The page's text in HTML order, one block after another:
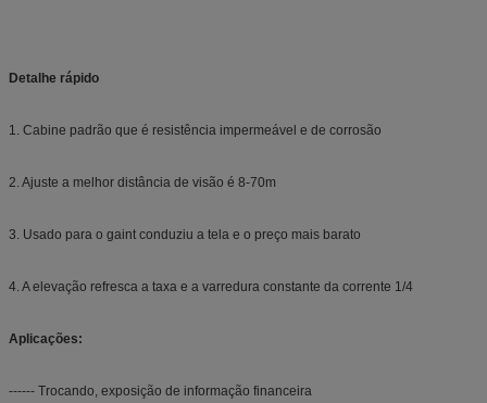
Detalhe rápido
1. Cabine padrão que é resistência impermeável e de corrosão
2. Ajuste a melhor distância de visão é 8-70m
3. Usado para o gaint conduziu a tela e o preço mais barato
4. A elevação refresca a taxa e a varredura constante da corrente 1/4
Aplicações:
------ Trocando, exposição de informação financeira